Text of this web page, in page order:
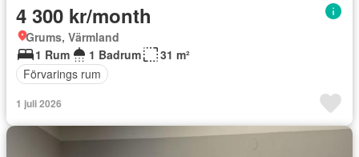
4 300 kr/month
Grums, Värmland
1 Rum
1 Badrum
31 m²
Förvarings rum
1 juli 2026